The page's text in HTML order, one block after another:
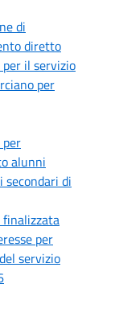
di
diretto
il servizio
per
alunni
di
finalizzata
per
servizio